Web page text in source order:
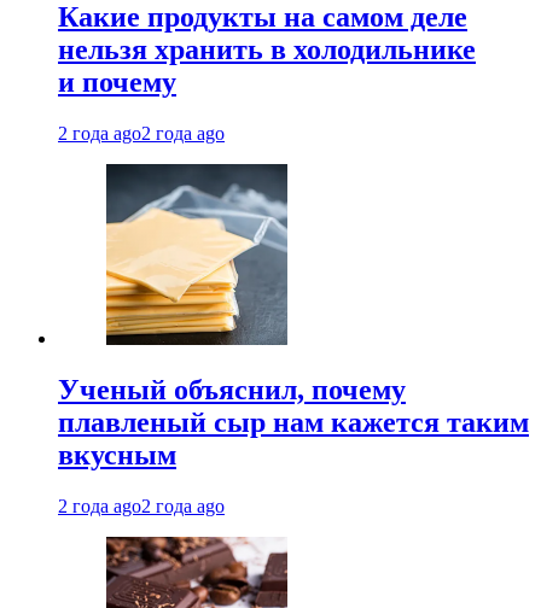
Какие продукты на самом деле
нельзя хранить в холодильнике
и почему
2 года ago2 года ago
Ученый объяснил, почему
плавленый сыр нам кажется таким
вкусным
2 года ago2 года ago